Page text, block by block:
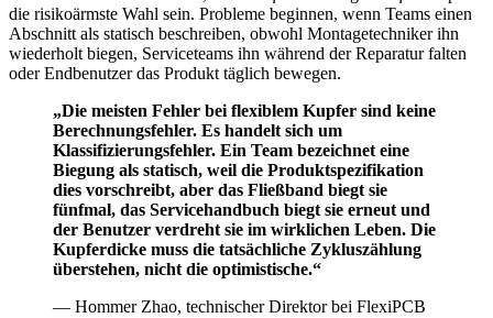
die risikoärmste Wahl sein. Probleme beginnen, wenn Teams einen
Abschnitt als statisch beschreiben, obwohl Montagetechniker ihn
wiederholt biegen, Serviceteams ihn während der Reparatur falten
oder Endbenutzer das Produkt täglich bewegen.
„Die meisten Fehler bei flexiblem Kupfer sind keine
Berechnungsfehler. Es handelt sich um
Klassifizierungsfehler. Ein Team bezeichnet eine
Biegung als statisch, weil die Produktspezifikation
dies vorschreibt, aber das Fließband biegt sie
fünfmal, das Servicehandbuch biegt sie erneut und
der Benutzer verdreht sie im wirklichen Leben. Die
Kupferdicke muss die tatsächliche Zykluszählung
überstehen, nicht die optimistische.“
— Hommer Zhao, technischer Direktor bei FlexiPCB